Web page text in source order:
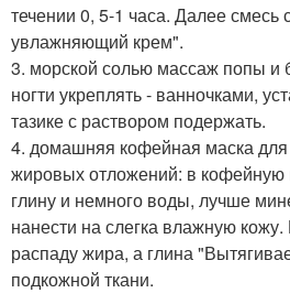
течении 0, 5-1 часа. Далее смесь
увлажняющий крем".
3. морской солью массаж попы и
ногти укреплять - ванночками,
тазике с раствором подержать.
4. домашняя кофейная маска для
жировых отложений: в кофейную
глину и немного воды, лучше
нанести на слегка влажную
распаду жира, а глина
подкожной ткани.